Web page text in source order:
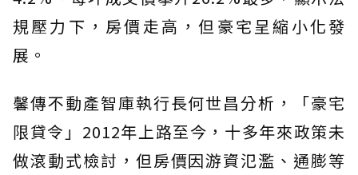
規壓力下，房價走高，但豪宅呈縮小化發
展。
馨傳不動產智庫執行長何世昌分析，「豪宅
限貸令」2012年上路至今，十多年來政策未
做滾動式檢討，但房價因游資氾濫、通膨等